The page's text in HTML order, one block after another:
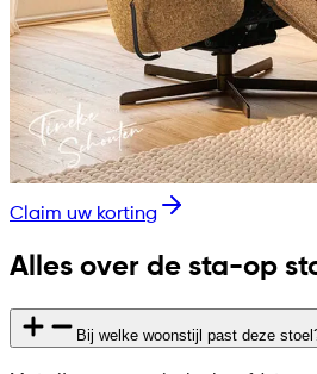
Claim uw korting
Alles over de sta-op
Bij welke woonstijl past deze